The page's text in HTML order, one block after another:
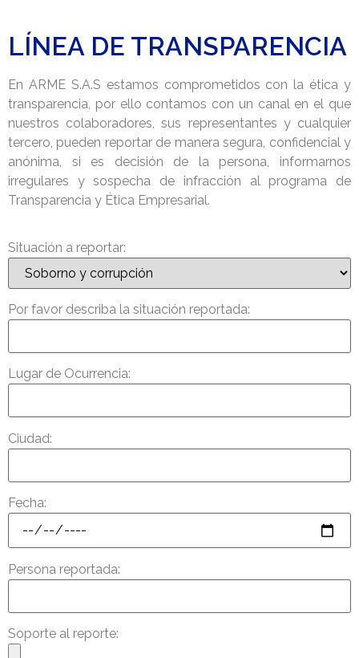
LÍNEA DE TRANSPARENCIA
En ARME S.A.S estamos comprometidos con la ética y
transparencia, por ello contamos con un canal en el que
nuestros colaboradores, sus representantes y cualquier
tercero, pueden reportar de manera segura, confidencial y
anónima, si es decisión de la persona, informarnos
irregulares y sospecha de infracción al programa de
Transparencia y Ética Empresarial.
Situación a reportar:
Por favor describa la situación reportada:
Lugar de Ocurrencia:
Ciudad:
Fecha:
Persona reportada:
Soporte al reporte: